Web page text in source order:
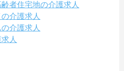
者住宅地の介護求人
介護求人
介護求人
人